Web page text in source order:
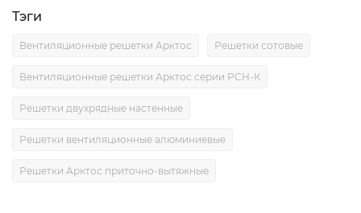
Тэги
Вентиляционные решетки Арктос Решетки сотовые
Вентиляционные решетки Арктос серии РСН-К
Решетки двухрядные настенные
Решетки вентиляционные алюминиевые
Решетки Арктос приточно-вытяжные